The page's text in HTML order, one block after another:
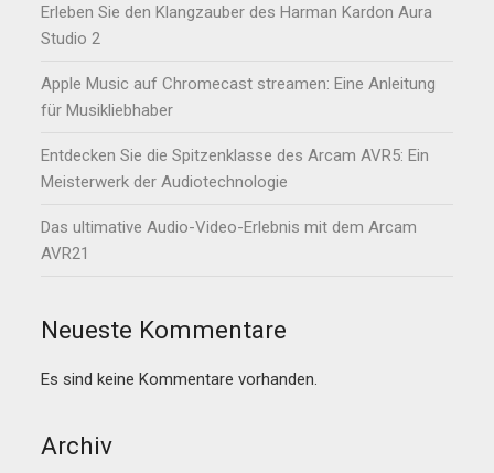
Erleben Sie den Klangzauber des Harman Kardon Aura
Studio 2
Apple Music auf Chromecast streamen: Eine Anleitung
für Musikliebhaber
Entdecken Sie die Spitzenklasse des Arcam AVR5: Ein
Meisterwerk der Audiotechnologie
Das ultimative Audio-Video-Erlebnis mit dem Arcam
AVR21
Neueste Kommentare
Es sind keine Kommentare vorhanden.
Archiv